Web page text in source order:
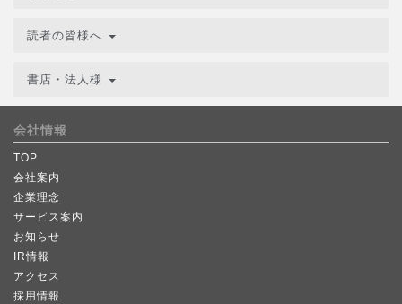
読者の皆様へ
書店・法人様
会社情報
TOP
会社案内
企業理念
サービス案内
お知らせ
IR情報
アクセス
採用情報